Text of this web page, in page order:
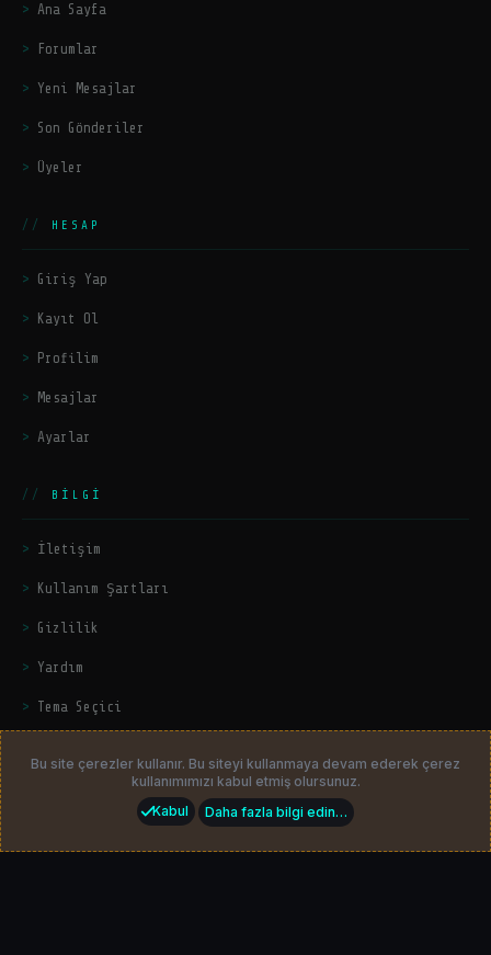
Ana Sayfa
Forumlar
Yeni Mesajlar
Son Gönderiler
Üyeler
HESAP
Giriş Yap
Kayıt Ol
Profilim
Mesajlar
Ayarlar
BILGI
İletişim
Kullanım Şartları
Gizlilik
Yardım
Tema Seçici
HackerZers.com— Tüm hakları saklıdır. | Community platform